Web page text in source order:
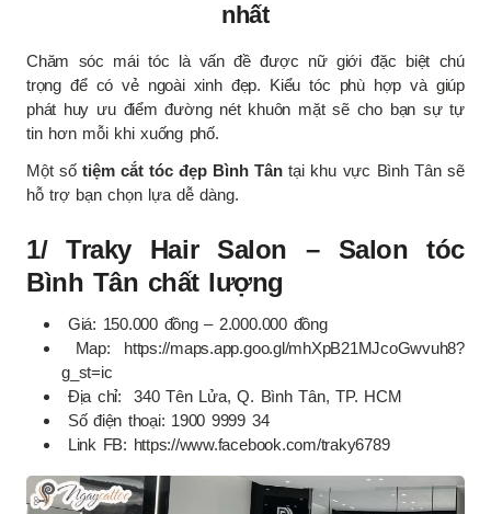
nhất
Chăm sóc mái tóc là vấn đề được nữ giới đặc biệt chú
trọng để có vẻ ngoài xinh đẹp. Kiểu tóc phù hợp và giúp
phát huy ưu điểm đường nét khuôn mặt sẽ cho bạn sự tự
tin hơn mỗi khi xuống phố.
Một sốtiệm cắt tóc đẹp Bình Tântại khu vực Bình Tân sẽ
hỗ trợ bạn chọn lựa dễ dàng.
1/ Traky Hair Salon – Salon tóc
Bình Tân chất lượng
Giá: 150.000 đồng – 2.000.000 đồng
Map: https://maps.app.goo.gl/mhXpB21MJcoGwvuh8?
g_st=ic
Địa chỉ: 340 Tên Lửa, Q. Bình Tân, TP. HCM
Số điện thoại: 1900 9999 34
Link FB: https://www.facebook.com/traky6789